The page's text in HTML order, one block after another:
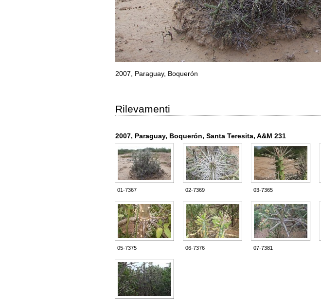
2007, Paraguay, Boquerón
Rilevamenti
2007, Paraguay, Boquerón, Santa Teresita, A&M 231
01-7367 02-7369 03-7365
05-7375 06-7376 07-7381